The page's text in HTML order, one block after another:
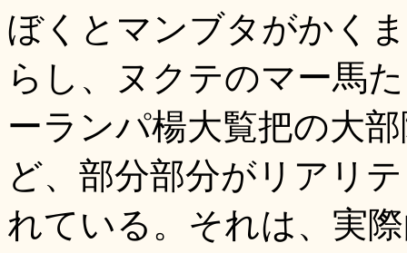
ぼくとマンブタがかく
らし、ヌクテのマー馬
ーランパ楊大覧把の大
ど、部分部分がリアリ
れている。それは、実